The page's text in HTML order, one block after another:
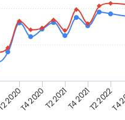
2020T4 2020T2 2021T4 2021T2 2022T4